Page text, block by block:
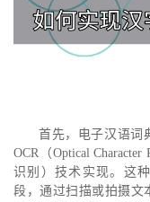
首先，电子汉语词
OCR（Optical
识别）技术实现。这
段，通过扫描或拍摄文